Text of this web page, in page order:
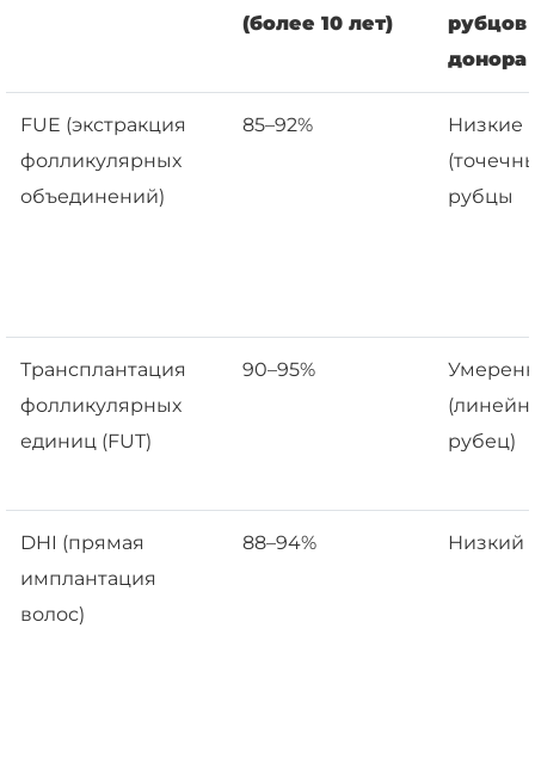
(более 10 лет)
рубцов
донора
FUE (экстракция
фолликулярных
объединений)
85–92%
Низкие
рубцы
Трансплантация
фолликулярных
единиц (FUT)
90–95%
рубец)
DHI (прямая
имплантация
волос)
88–94% Низкий